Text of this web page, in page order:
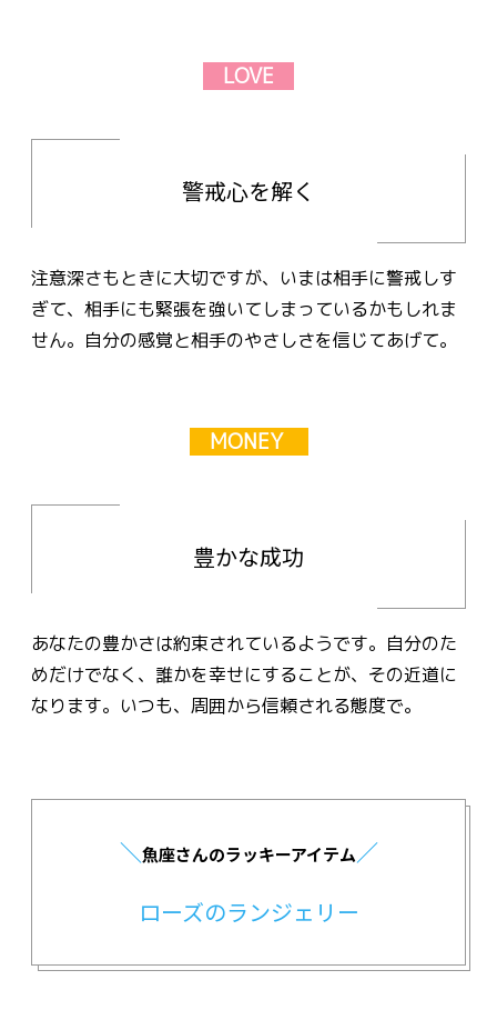
LOVE
警戒心を解く
注意深さもときに大切ですが、いまは相手に警戒しす
ぎて、相手にも緊張を強いてしまっているかもしれま
せん。自分の感覚と相手のやさしさを信じてあげて。
MONEY
豊かな成功
あなたの豊かさは約束されているようです。自分のた
めだけでなく、誰かを幸せにすることが、その近道に
なります。いつも、周囲から信頼される態度で。
＼魚座さんのラッキーアイテム／
ローズのランジェリー